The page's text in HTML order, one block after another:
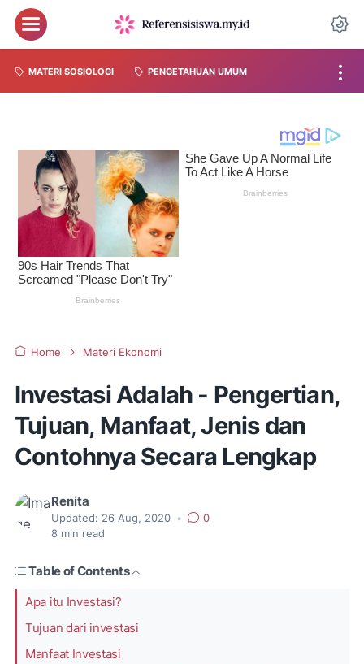
MATERI SOSIOLOGI PENGETAHUAN UMUM
Home Materi Ekonomi
Investasi Adalah - Pengertian,
Tujuan, Manfaat, Jenis dan
Contohnya Secara Lengkap
Renita
Updated: 26 Aug, 2020 •
0
8 min read
Table of Contents
Apa itu Investasi?
Tujuan dari investasi
Manfaat Investasi